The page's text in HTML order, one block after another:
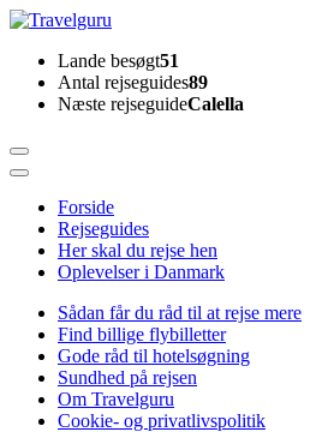
Skip
content
(Press
Enter)
TravelguruLande besøgt51
Antal rejseguides89
Næste rejseguideCalella
Forside
Rejseguides
Her skal du rejse hen
Oplevelser i Danmark
Sådan får du råd til at rejse mere
Find billige flybilletter
Gode råd til hotelsøgning
Sundhed på rejsen
Om Travelguru
Cookie- og privatlivspolitik